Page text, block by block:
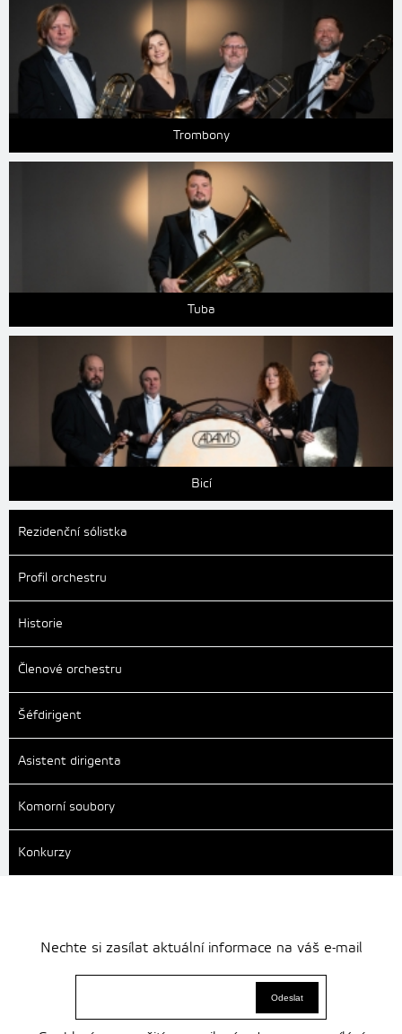
Trombony
Tuba
Bicí
Rezidenční sólistka
Profil orchestru
Historie
Členové orchestru
Šéfdirigent
Asistent dirigenta
Komorní soubory
Konkurzy
Nechte si zasílat aktuální informace na váš e-mail